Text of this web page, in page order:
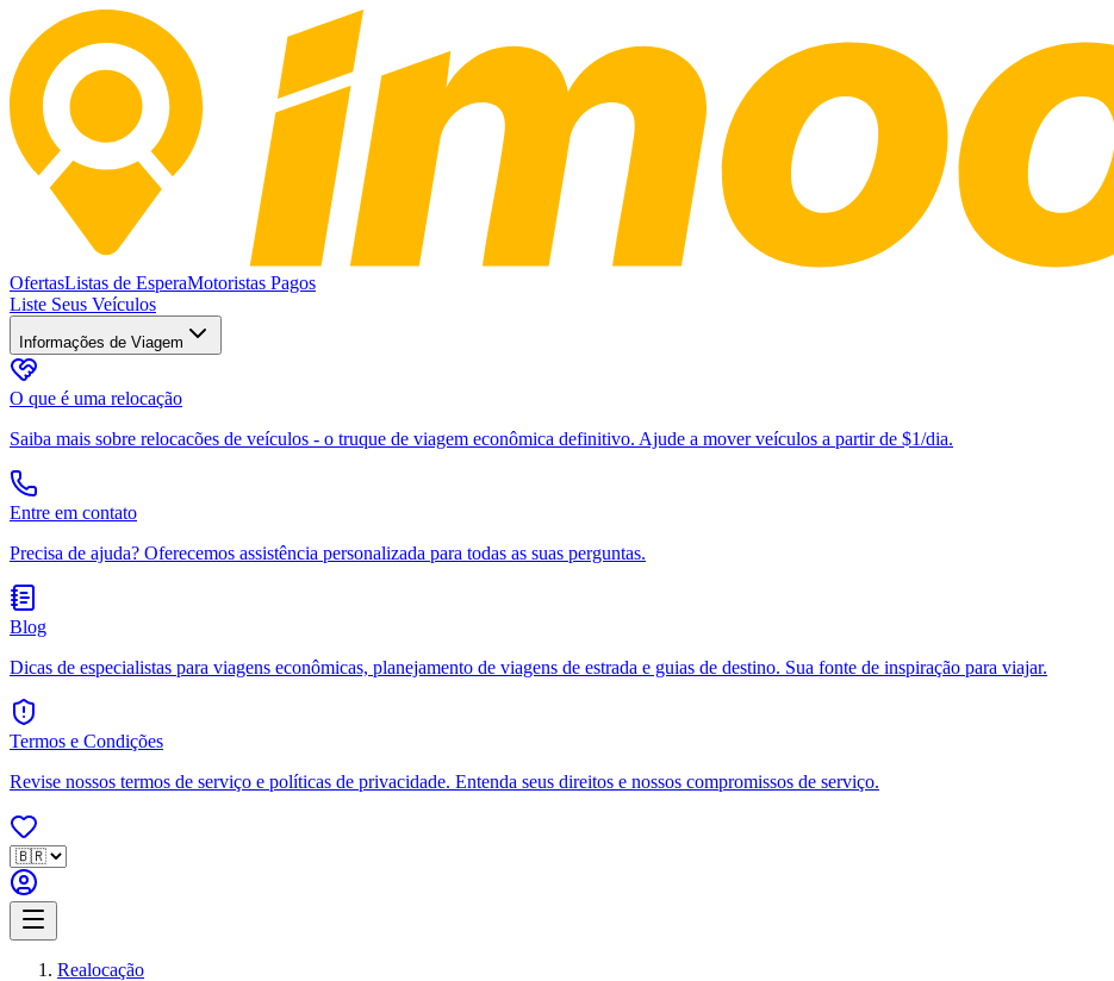
OfertasListas de EsperaMotoristas Pagos
Liste Seus Veículos
Informações de Viagem
O que é uma relocação
Saiba mais sobre relocacões de veículos - o truque de viagem econômica definitivo. Ajude a mover veículos a partir de $1/dia.
Entre em contato
Precisa de ajuda? Oferecemos assistência personalizada para todas as suas perguntas.
Blog
Dicas de especialistas para viagens econômicas, planejamento de viagens de estrada e guias de destino. Sua fonte de inspiração para viajar.
Termos e Condições
Revise nossos termos de serviço e políticas de privacidade. Entenda seus direitos e nossos compromissos de serviço.
Realocação